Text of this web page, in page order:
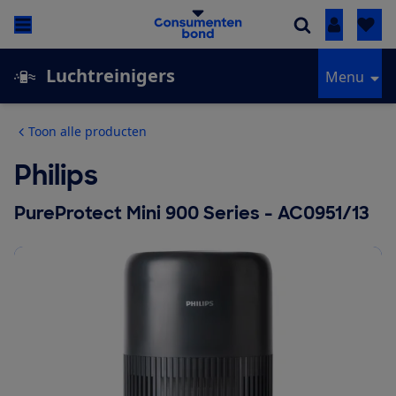
Inloggen
Luchtreinigers Menu
Toon alle producten
Philips
PureProtect Mini 900 Series - AC0951/13